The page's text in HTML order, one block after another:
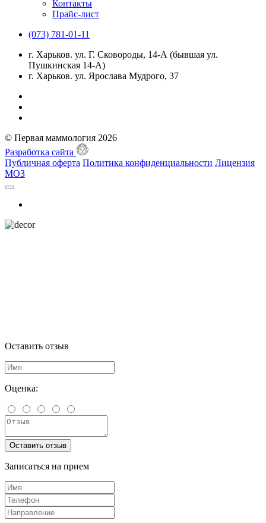
Контакты
Прайс-лист
(073) 781-01-11
г. Харьков. ул. Г. Сковороды, 14-А (бывшая ул.
Пушкинская 14-А)
г. Харьков. ул. Ярослава Мудрого, 37
© Первая маммология 2026
Разработка сайта
Публичная оферта Политика конфиденциальности Лицензия
МОЗ
Оставить отзыв
Оценка:
Оставить отзыв
Записаться на прием